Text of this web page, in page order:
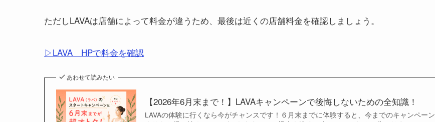
ただしLAVAは店舗によって料金が違うため、最後は近くの店舗料金を確認しましょう。
▷LAVA HPで料金を確認
あわせて読みたい
【2026年6月末まで！】LAVAキャンペーンで後悔しないための全知識！
LAVAの体験に行くなら今がチャンスです！６月末までに体験すると、今までのキャンペーン